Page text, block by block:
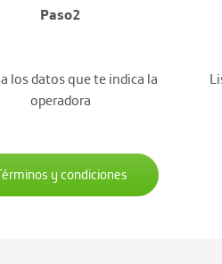
Paso2
los datos que te indica la
operadora
y condiciones